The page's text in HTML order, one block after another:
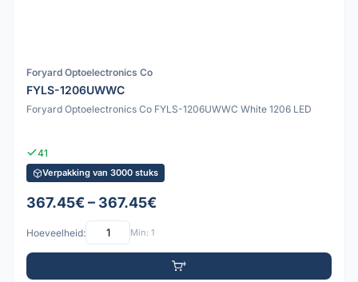
Foryard Optoelectronics Co
FYLS-1206UWWC
Foryard Optoelectronics Co FYLS-1206UWWC White 1206 LED
41
Verpakking van 3000 stuks
367.45€ – 367.45€
Hoeveelheid: Min: 1